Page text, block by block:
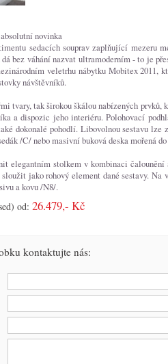
novinka
sedacích souprav zaplňující mezeru
bez váhání nazvat ultramoderním - to je
veletrhu nábytku Mobitex 2011,
návštěvníků.
tvary, tak širokou škálou nabízených prvků,
a dispozic jeho interiéru. Polohovací
dokonalé pohodlí. Libovolnou sestavu
/C/ nebo masivní buková deska mořená
elegantním stolkem v kombinaci
jako rohový element dané sestavy.
a kovu /N8/.
od: 26.479,- Kč
kontaktujte nás: